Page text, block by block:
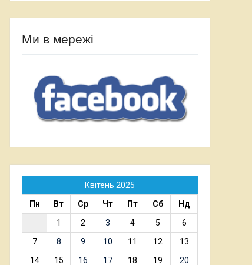
Ми в мережі
Квітень 2025
Пн
Вт Ср Чт Пт Сб
Нд
1
2 3 4 5
6
7
8 9 10 11 12
13
14
15 16 17 18 19
20